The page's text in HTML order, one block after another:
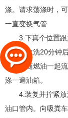
涤。请求荡涤时，
一直变换气管
3.下真个位置
浮漂。吹洗20分钟
的杂质随燃油一起
涤一遍油箱。
4.装复并拧紧
油口管内。向吸粪